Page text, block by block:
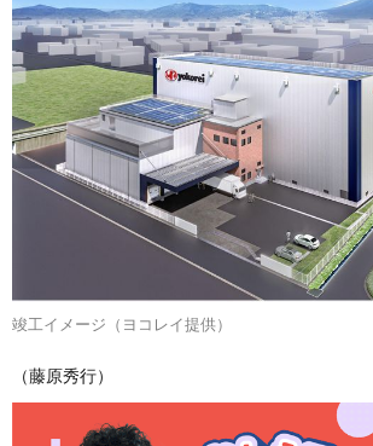
竣工イメージ（ヨコレイ提供）
（藤原秀行）